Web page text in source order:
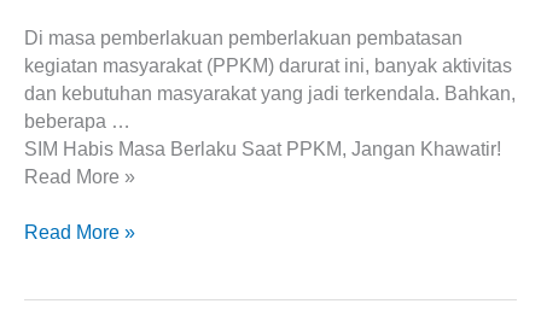
Di masa pemberlakuan pemberlakuan pembatasan
kegiatan masyarakat (PPKM) darurat ini, banyak aktivitas
dan kebutuhan masyarakat yang jadi terkendala. Bahkan,
beberapa …
SIM Habis Masa Berlaku Saat PPKM, Jangan Khawatir!
Read More »
Read More »